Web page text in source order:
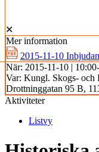
✕
Mer information
2015-11-10
När: 2015-11-10 |
Var: Kungl. Skogs- och
Drottninggatan 95 B,
Aktiviteter
Listvy